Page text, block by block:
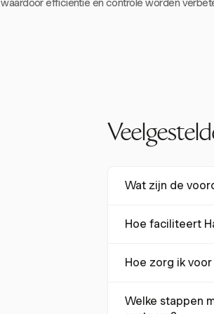
Wat zijn de
meer dan 50%
risico's te
Hoe faciliteert
naadloos te
Hoe zorg ik
audits.
Welke stappen